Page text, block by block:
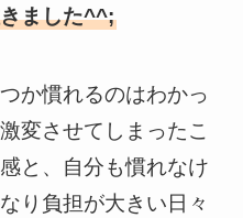
ました^^;
か慣れるのはわかっ
変させてしまったこ
と、自分も慣れなけ
り負担が大きい日々